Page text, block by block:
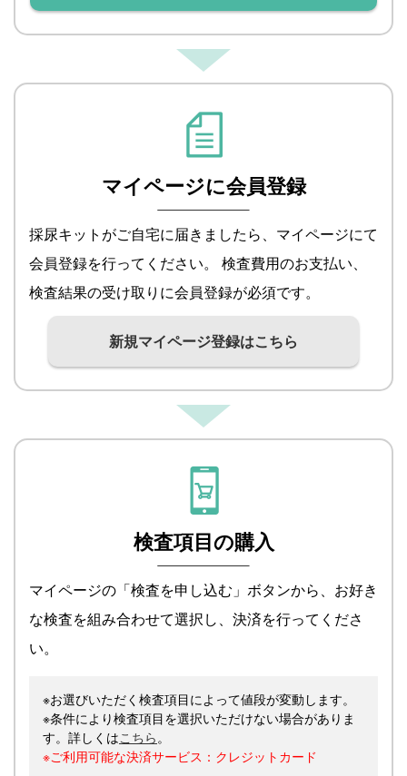
マイページに会員登録
採尿キットがご自宅に届きましたら、マイページにて
会員登録を行ってください。 検査費用のお支払い、
検査結果の受け取りに会員登録が必須です。
新規マイページ登録はこちら
検査項目の購入
マイページの「検査を申し込む」ボタンから、お好き
な検査を組み合わせて選択し、決済を行ってくださ
い。
※お選びいただく検査項目によって値段が変動します。
※条件により検査項目を選択いただけない場合がありま
す。詳しくはこちら 。
※ご利用可能な決済サービス：クレジットカード